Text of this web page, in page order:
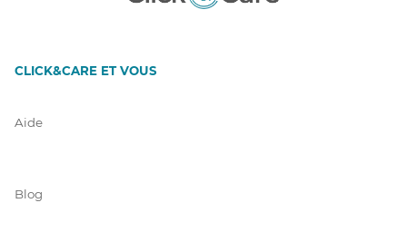
CLICK&CARE ET VOUS
Aide
Blog